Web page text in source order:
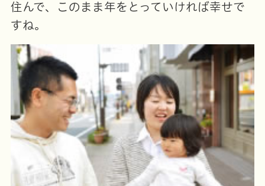
住んで、このまま年をとっていければ幸せで
すね。